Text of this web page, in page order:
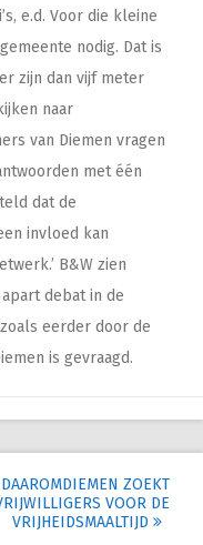
e.d. Voor die kleine
nodig. Dat is
zijn dan vijf meter
naar
van Diemen vragen
met één
dat de
invloed kan
B&W zien
debat in de
eerder door de
is gevraagd.
DAAROMDIEMEN ZOEKT
VOOR DE
VRIJHEIDSMAALTIJD